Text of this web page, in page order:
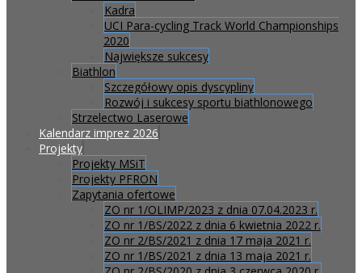
Kadra
UCI Para-cycling Track World Championships
2020
Największe sukcesy
Biathlon
Szczegółowy opis dyscypliny
Rozwój i sukcesy sportu biathlonowego
Strzelectwo Laserowe
Kalendarz imprez 2026
Projekty
Projekty MSiT
Projekty PFRON
Zapytania ofertowe
ZO nr 1/OLIMP/2023 z dnia 07.04.2023 r.
ZO nr 1/BS/2022 z dnia 6 kwietnia 2022 r.
ZO nr 2/BS/2021 z dnia 17 maja 2021 r.
ZO nr 1/BS/2021 z dnia 13 maja 2021 r.